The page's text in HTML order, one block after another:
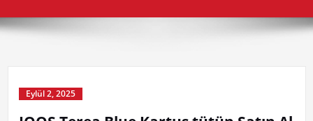
Eylül 2, 2025